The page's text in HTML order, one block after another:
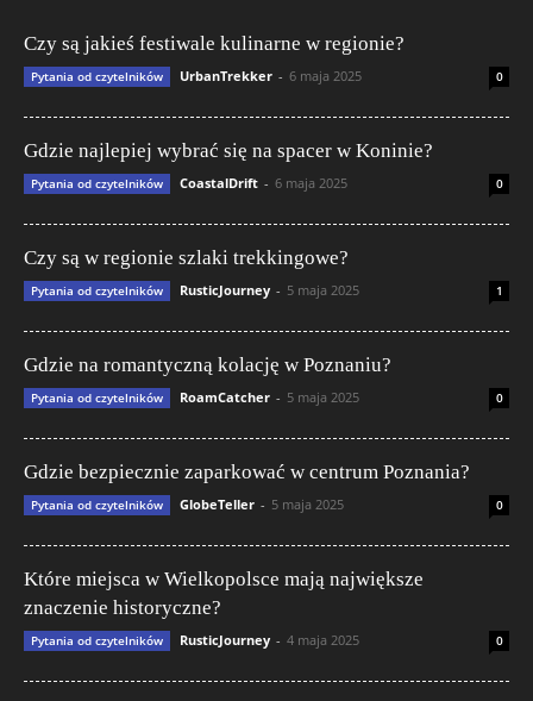
Czy są jakieś festiwale kulinarne w regionie?
Pytania od czytelników UrbanTrekker - 6 maja 2025 0
Gdzie najlepiej wybrać się na spacer w Koninie?
Pytania od czytelników CoastalDrift - 6 maja 2025 0
Czy są w regionie szlaki trekkingowe?
Pytania od czytelników RusticJourney - 5 maja 2025 1
Gdzie na romantyczną kolację w Poznaniu?
Pytania od czytelników RoamCatcher - 5 maja 2025 0
Gdzie bezpiecznie zaparkować w centrum Poznania?
Pytania od czytelników GlobeTeller - 5 maja 2025 0
Które miejsca w Wielkopolsce mają największe
znaczenie historyczne?
Pytania od czytelników RusticJourney - 4 maja 2025 0